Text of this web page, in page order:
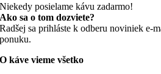
Niekedy posielame kávu zadarmo!
Ako sa o tom dozviete?
Radšej sa prihláste k odberu noviniek e-
ponuku.
O káve vieme všetko